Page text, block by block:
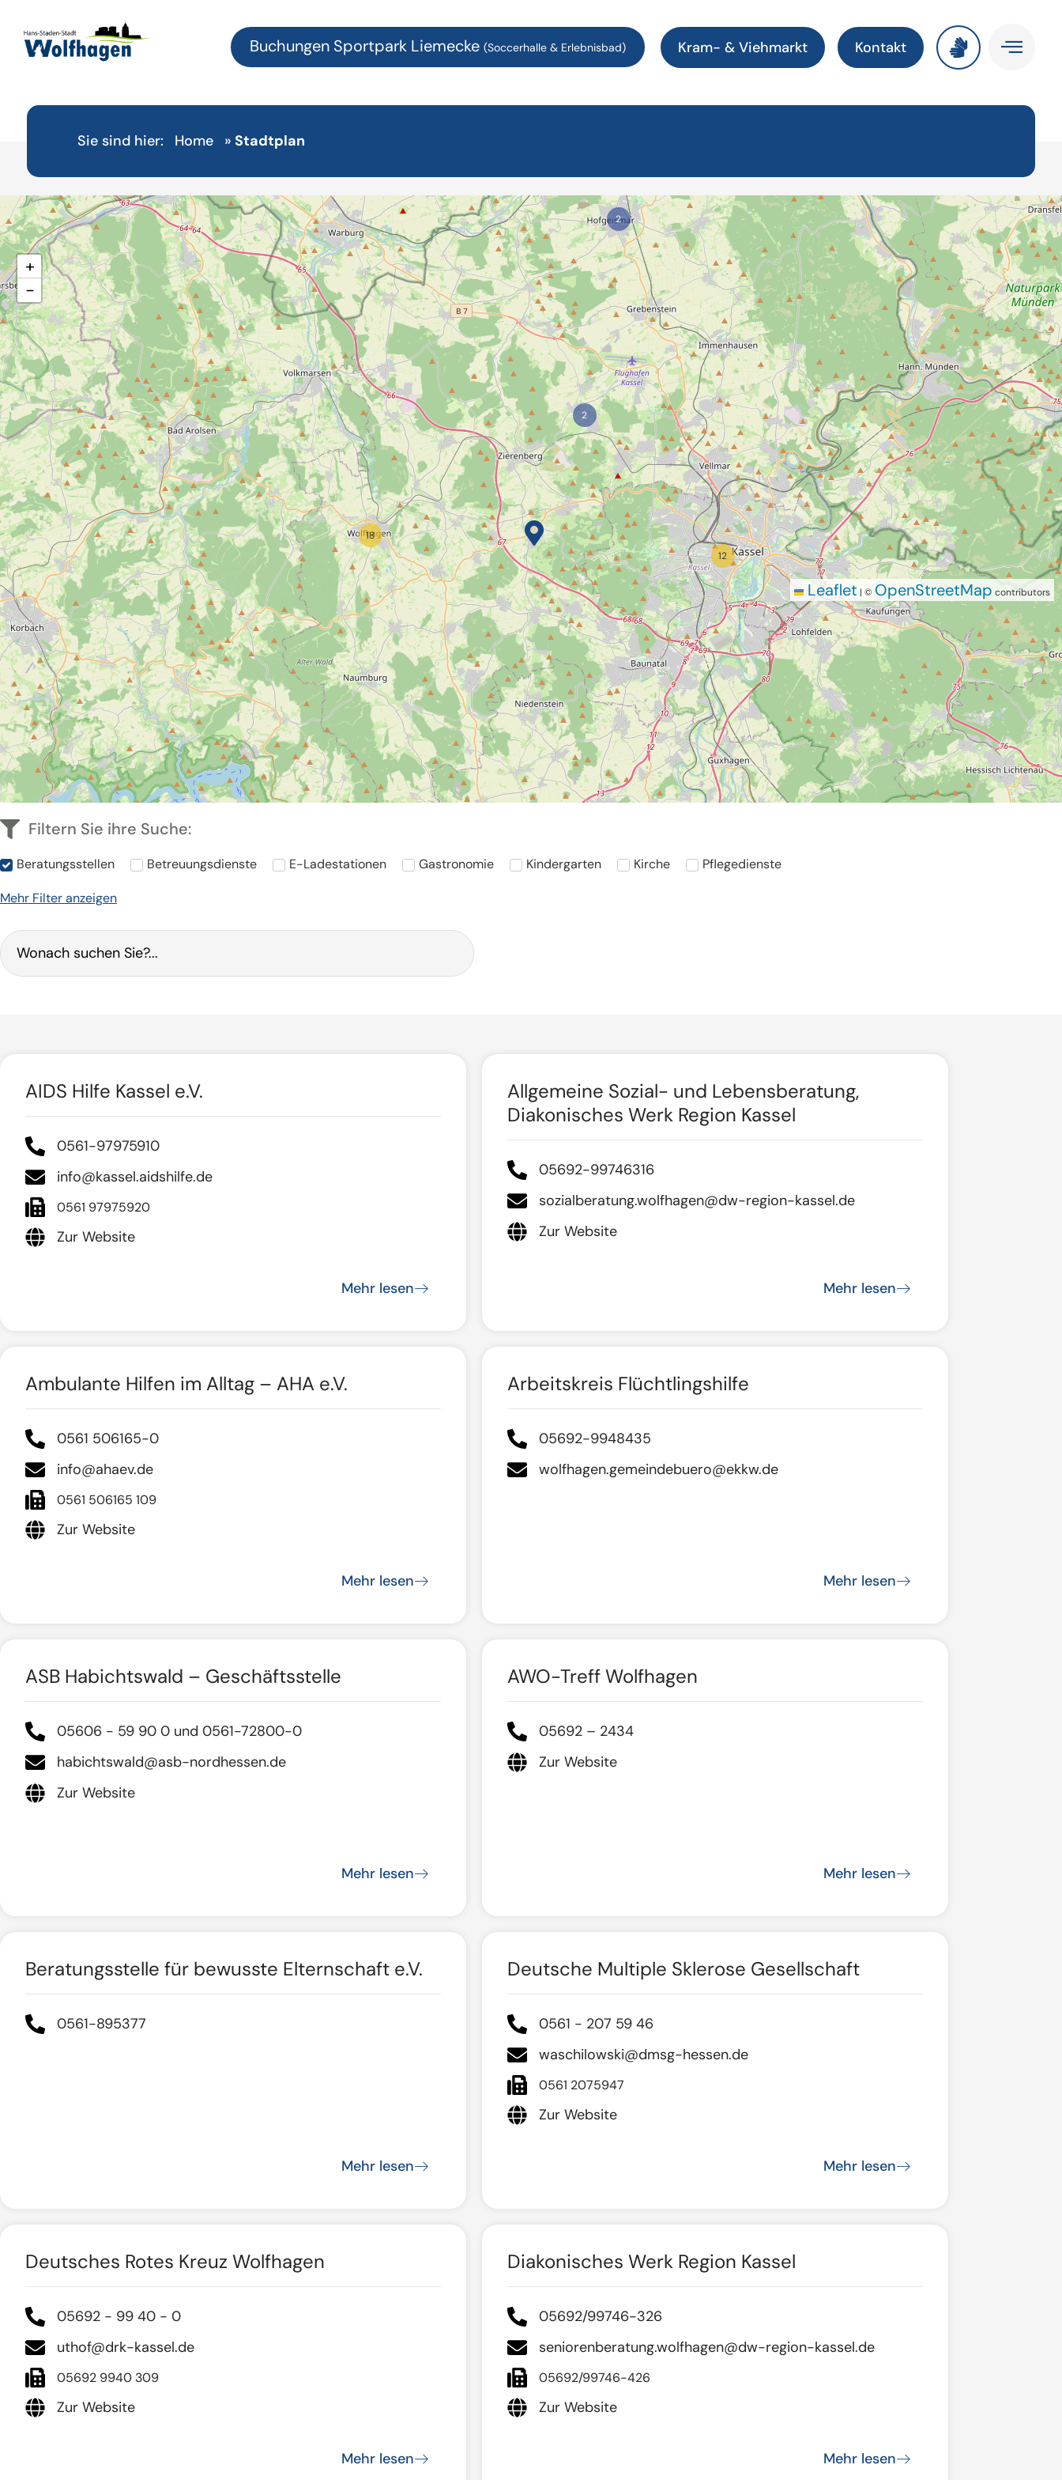
Buchungen Sportpark Liemecke (Soccerhalle & Erlebnisbad) Kram- & Viehmarkt Kontakt
Sie sind hier: Home » Stadtplan
2
18
2
12
+
−
Leaflet | © OpenStreetMap contributors
Stadtplan
Finden Sie Unterkünfte, Gastronomien & vieles mehr!
Aktive Filter:
Beratungsstellen
×
Filtern Sie ihre Suche:
Beratungsstellen Betreuungsdienste E-Ladestationen Gastronomie Kindergarten Kirche Pflegedienste
Mehr Filter anzeigen
AIDS Hilfe Kassel e.V.
0561-97975910
info@kassel.aidshilfe.de
0561 97975920
Zur Website
Mehr lesen
Allgemeine Sozial- und Lebensberatung,
Diakonisches Werk Region Kassel
05692-99746316
sozialberatung.wolfhagen@dw-region-kassel.de
Zur Website
Mehr lesen
Ambulante Hilfen im Alltag – AHA e.V.
0561 506165-0
info@ahaev.de
0561 506165 109
Zur Website
Mehr lesen
Arbeitskreis Flüchtlingshilfe
05692-9948435
wolfhagen.gemeindebuero@ekkw.de
Mehr lesen
ASB Habichtswald – Geschäftsstelle
05606 - 59 90 0 und 0561-72800-0
habichtswald@asb-nordhessen.de
Zur Website
Mehr lesen
AWO-Treff Wolfhagen
05692 – 2434
Zur Website
Mehr lesen
Beratungsstelle für bewusste Elternschaft e.V.
0561-895377
Mehr lesen
Deutsche Multiple Sklerose Gesellschaft
0561 - 207 59 46
waschilowski@dmsg-hessen.de
0561 2075947
Zur Website
Mehr lesen
Deutsches Rotes Kreuz Wolfhagen
05692 - 99 40 - 0
uthof@drk-kassel.de
05692 9940 309
Zur Website
Mehr lesen
Diakonisches Werk Region Kassel
05692/99746-326
seniorenberatung.wolfhagen@dw-region-kassel.de
05692/99746-426
Zur Website
Mehr lesen